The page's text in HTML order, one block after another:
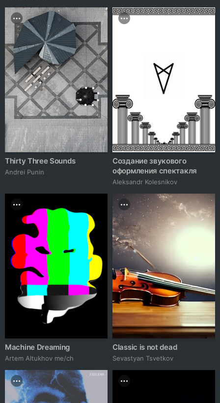
Thirty Three Sounds
Andrei Punin
Создание звукового
оформления спектакля
Aleksandr Kolesnikov
Machine Dreaming
Artem Altukhov me/ch
Classic is not dead
Sevastyan Tsvetkov